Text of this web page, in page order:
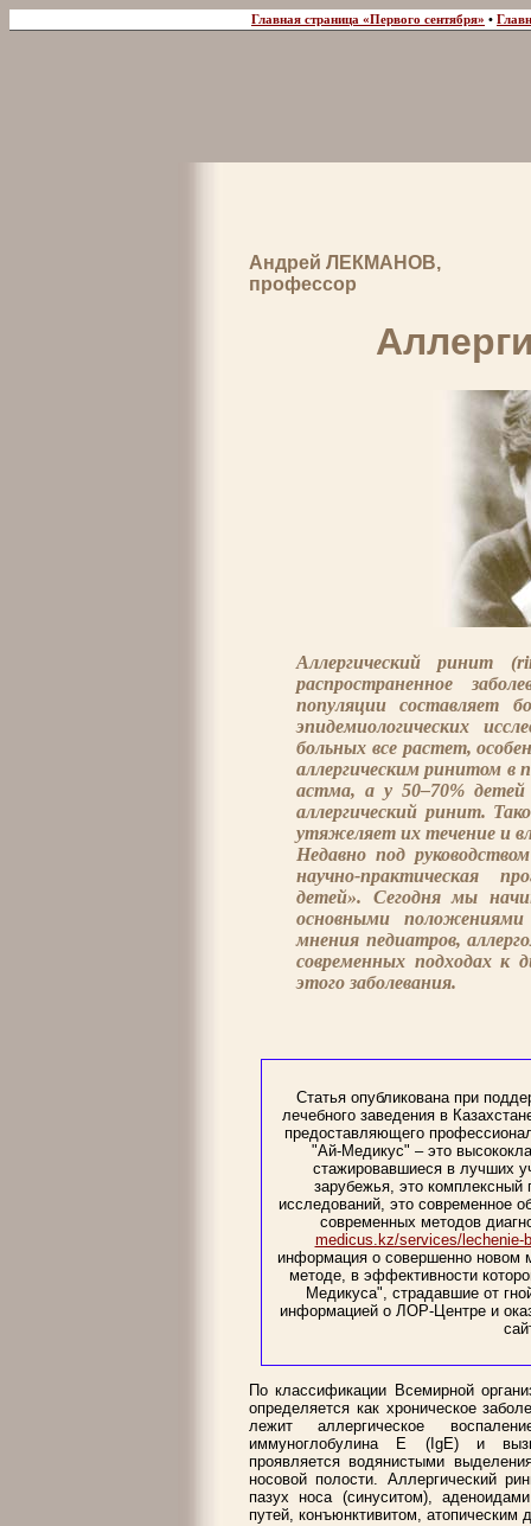
Главная страница «Первого сентября» •
Андрей ЛЕКМАНОВ,
профессор
Аллергический ринит
распространенное
популяции составляет
эпидемиологических
больных все растет,
аллергическим ринитом в
астма, а у 50–70% детей
аллергический ринит.
утяжеляет их течение и
Недавно под
научно-практическая
детей». Сегодня мы
основными
мнения педиатров,
современных подходах к
этого заболевания.
Статья опубликована при
лечебного заведения в
предоставляющего
"Ай-Медикус" – это
стажировавшиеся в лучших
зарубежья, это комплексный
исследований, это современное
современных методов
medicus.kz/services/lechenie-
информация о совершенно новом
методе, в эффективности
Медикуса", страдавшие от
информацией о ЛОР-Центре и
По классификации Всемирной
определяется как хроническое
лежит аллергическое
иммуноглобулина Е (IgE) и
проявляется водянистыми
носовой полости. Аллергический
пазух носа (синуситом),
путей, конъюнктивитом, атопическим